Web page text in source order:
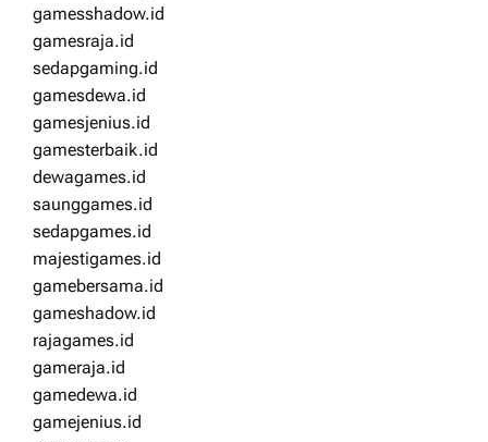
gamesshadow.id
gamesraja.id
sedapgaming.id
gamesdewa.id
gamesjenius.id
gamesterbaik.id
dewagames.id
saunggames.id
sedapgames.id
majestigames.id
gamebersama.id
gameshadow.id
rajagames.id
gameraja.id
gamedewa.id
gamejenius.id